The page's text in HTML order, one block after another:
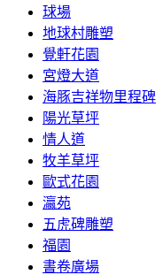
球場
地球村雕塑
覺軒花園
宮燈大道
海豚吉祥物里程碑
陽光草坪
情人道
牧羊草坪
歐式花園
瀛苑
五虎碑雕塑
福園
書卷廣場